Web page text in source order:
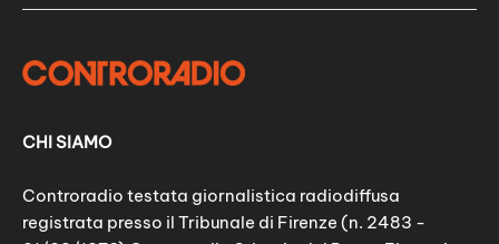
CHI SIAMO
Controradio testata giornalistica radiodiffusa
registrata presso il Tribunale di Firenze (n. 2483 -